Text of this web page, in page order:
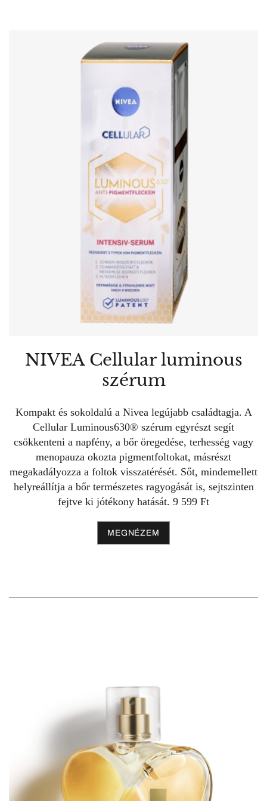
NIVEA Cellular luminous
szérum
Kompakt és sokoldalú a Nivea legújabb családtagja. A
Cellular Luminous630® szérum egyrészt segít
csökkenteni a napfény, a bőr öregedése, terhesség vagy
menopauza okozta pigmentfoltokat, másrészt
megakadályozza a foltok visszatérését. Sőt, mindemellett
helyreállítja a bőr természetes ragyogását is, sejtszinten
fejtve ki jótékony hatását. 9 599 Ft
MEGNÉZEM